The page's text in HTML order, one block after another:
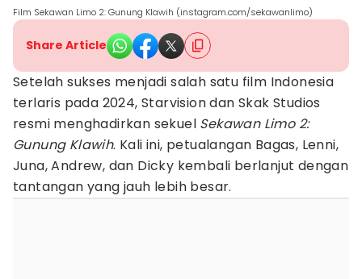
Film Sekawan Limo 2: Gunung Klawih (instagram.com/sekawanlimo)
Share Article
Setelah sukses menjadi salah satu film Indonesia
terlaris pada 2024, Starvision dan Skak Studios
resmi menghadirkan sekuel Sekawan Limo 2:
Gunung Klawih. Kali ini, petualangan Bagas, Lenni,
Juna, Andrew, dan Dicky kembali berlanjut dengan
tantangan yang jauh lebih besar.